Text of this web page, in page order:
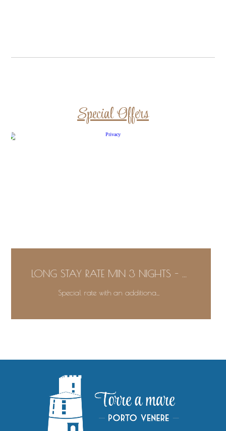
Special Offers
LONG STAY RATE MIN 3 NIGHTS - ...
Special rate with an additiona...